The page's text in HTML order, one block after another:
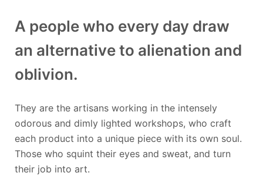
A people who every day draw
an alternative to alienation and
oblivion.
They are the artisans working in the intensely
odorous and dimly lighted workshops, who craft
each product into a unique piece with its own soul.
Those who squint their eyes and sweat, and turn
their job into art.